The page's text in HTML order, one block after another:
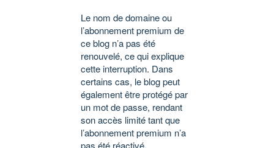
Le nom de domaine ou
l’abonnement premium de
ce blog n’a pas été
renouvelé, ce qui explique
cette interruption. Dans
certains cas, le blog peut
également être protégé par
un mot de passe, rendant
son accès limité tant que
l’abonnement premium n’a
pas été réactivé.